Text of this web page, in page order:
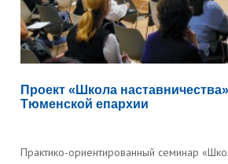
Проект «Школа
Тюменской епархии
Практико-ориентированный семинар